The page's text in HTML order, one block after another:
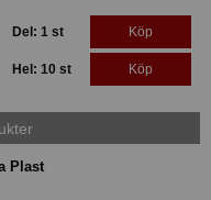
Del: 1 st Köp
Hel: 10 st Köp
Plast